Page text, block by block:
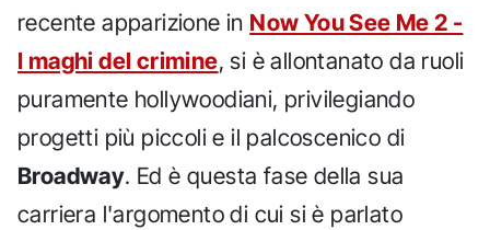
recente apparizione in Now You See Me 2 -
I maghi del crimine, si è allontanato da ruoli
puramente hollywoodiani, privilegiando
progetti più piccoli e il palcoscenico di
Broadway. Ed è questa fase della sua
carriera l'argomento di cui si è parlato